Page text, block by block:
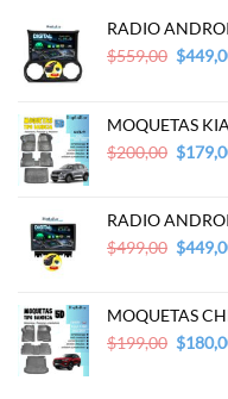
RADIO
$559,00 $
MOQUETAS
$200,00 $
RADIO
$499,00 $
MOQUETAS
$199,00 $